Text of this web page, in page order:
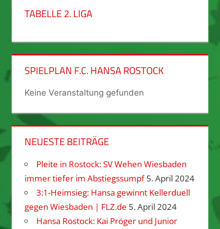
TABELLE 2. LIGA
SPIELPLAN F.C. HANSA ROSTOCK
Keine Veranstaltung gefunden
NEUESTE BEITRÄGE
Pleite in Rostock: SV Wehen Wiesbaden
immer tiefer im Abstiegssumpf 5. April 2024
3:1-Heimsieg: Hansa gewinnt Kellerduell
gegen Wiesbaden | FLZ.de 5. April 2024
Hansa Rostock: Kai Pröger und Junior